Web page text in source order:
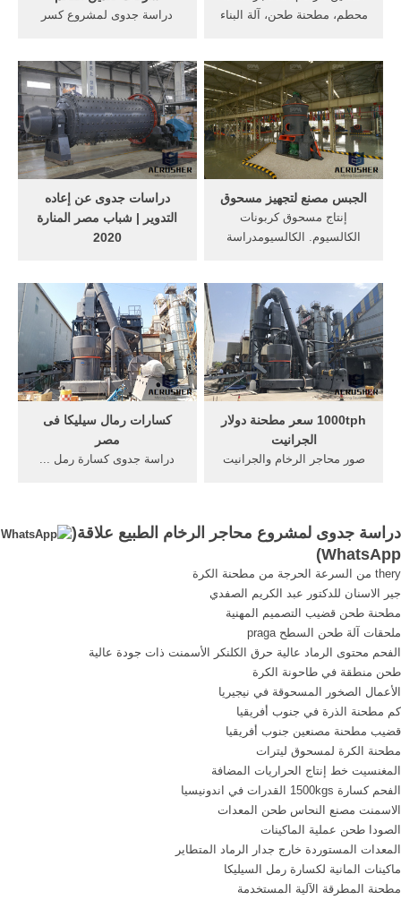
دراسة جدوى لمشروع كسر
مطلوب ممول لمشروع محاجر
...
محطم، مطحنة طحن، آلة البناء
دراسات جدوى عن إعاده
التدوير | شباب مصر المنارة
2020
يساهم ... الرخام بأنواعه
وأشكاله ...
الجبس مصنع لتجهيز مسحوق
إنتاج مسحوق كربونات
الكالسيوم. الكالسيومدراسة
كسارات رمال سيليكا فى
مصر
دراسة جدوى كسارة رمل ...
1000tph سعر مطحنة دولار
الجرانيت
صور محاجر الرخام والجرانيت
دراسة جدوى لمشروع محاجر الرخام الطبيع علاقة(
WhatsApp
)
thery من السرعة الحرجة من مطحنة الكرة
جير الاسنان للدكتور عبد الكريم الصفدي
مطحنة طحن قضيب التصميم المهنية
ملحقات آلة طحن السطح praga
الفحم محتوى الرماد عالية حرق الكلنكر الأسمنت ذات جودة عالية
طحن منطقة في طاحونة الكرة
الأعمال الصخور المسحوقة في نيجيريا
كم مطحنة الذرة في جنوب أفريقيا
قضيب مطحنة مصنعين جنوب أفريقيا
مطحنة الكرة لمسحوق ليترات
المغنسيت خط إنتاج الحراريات المضافة
الفحم كسارة 1500kgs القدرات في اندونيسيا
الاسمنت مصنع النحاس طحن المعدات
الصودا طحن عملية الماكينات
المعدات المستوردة خارج جدار الرماد المتطاير
ماكينات المانية لكسارة رمل السيليكا
مطحنة المطرقة الآلية المستخدمة